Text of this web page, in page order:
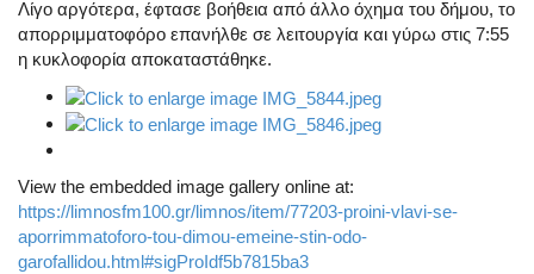
Λίγο αργότερα, έφτασε βοήθεια από άλλο όχημα του δήμου, το
απορριμματοφόρο επανήλθε σε λειτουργία και γύρω στις 7:55
η κυκλοφορία αποκαταστάθηκε.
View the embedded image gallery online at:
https://limnosfm100.gr/limnos/item/77203-proini-vlavi-se-
aporrimmatoforo-tou-dimou-emeine-stin-odo-
garofallidou.html#sigProIdf5b7815ba3